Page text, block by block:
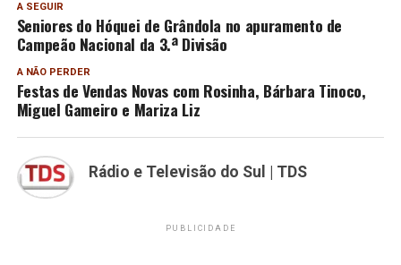
A SEGUIR
Seniores do Hóquei de Grândola no apuramento de
Campeão Nacional da 3.ª Divisão
A NÃO PERDER
Festas de Vendas Novas com Rosinha, Bárbara Tinoco,
Miguel Gameiro e Mariza Liz
Rádio e Televisão do Sul | TDS
PUBLICIDADE